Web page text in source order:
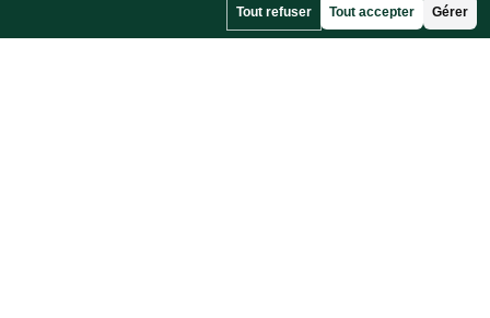
Tout refuser Tout accepter Gérer